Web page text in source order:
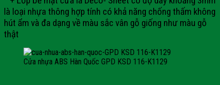
là loại nhựa thông hợp tính có khả năng chống thấm không
hút ẩm và đa dạng về màu sắc vân gỗ giống như màu gỗ
thật
Cửa nhựa ABS Hàn Quốc GPD KSD 116-K1129